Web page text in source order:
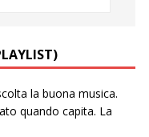
la buona musica.
quando capita. La